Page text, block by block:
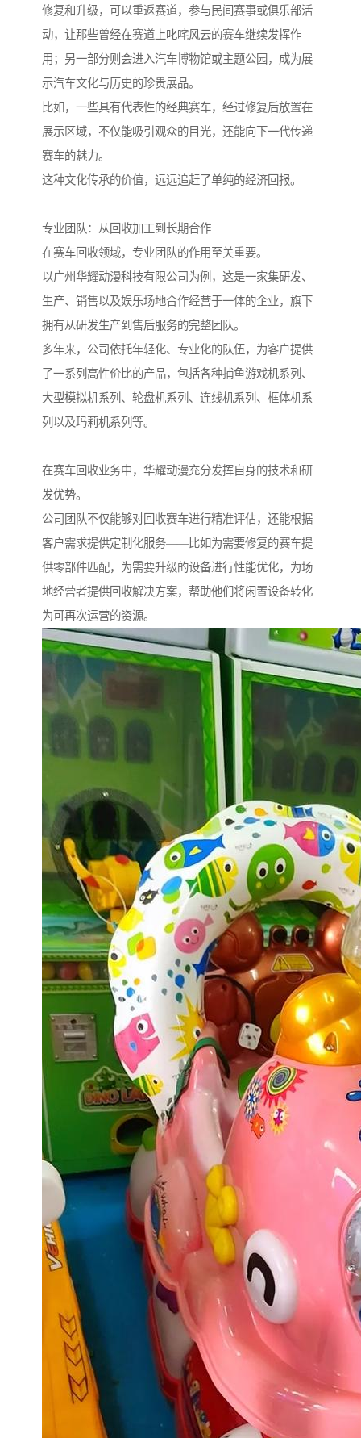
修复和升级，可以重返赛道，参与民间赛事或俱乐部活
动，让那些曾经在赛道上叱咤风云的赛车继续发挥作
用；另一部分则会进入汽车博物馆或主题公园，成为展
示汽车文化与历史的珍贵展品。
比如，一些具有代表性的经典赛车，经过修复后放置在
展示区域，不仅能吸引观众的目光，还能向下一代传递
赛车的魅力。
这种文化传承的价值，远远追赶了单纯的经济回报。
专业团队：从回收加工到长期合作
在赛车回收领域，专业团队的作用至关重要。
以广州华耀动漫科技有限公司为例，这是一家集研发、
生产、销售以及娱乐场地合作经营于一体的企业，旗下
拥有从研发生产到售后服务的完整团队。
多年来，公司依托年轻化、专业化的队伍，为客户提供
了一系列高性价比的产品，包括各种捕鱼游戏机系列、
大型模拟机系列、轮盘机系列、连线机系列、框体机系
列以及玛莉机系列等。
在赛车回收业务中，华耀动漫充分发挥自身的技术和研
发优势。
公司团队不仅能够对回收赛车进行精准评估，还能根据
客户需求提供定制化服务——比如为需要修复的赛车提
供零部件匹配，为需要升级的设备进行性能优化，为场
地经营者提供回收解决方案，帮助他们将闲置设备转化
为可再次运营的资源。